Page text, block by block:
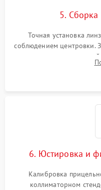
5. Сборка
Точная установка
соблюдением центровки.
нанесение
и заполнение его
6. Юстировка и
Калибровка
коллиматорном